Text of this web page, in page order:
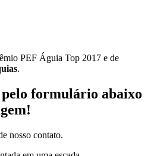
PEF Águia Top 2017 e de
.
formulário abaixo
nosso contato.